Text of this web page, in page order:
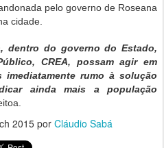
pelo governo de Roseana
cidade.
dentro do governo do Estado,
CREA, possam agir em
imediatamente rumo à solução
ainda mais a população
2015por Cláudio Sabá